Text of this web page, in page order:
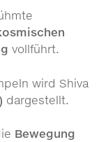
vollführt.
wird Shiva
dargestellt.
Bewegung